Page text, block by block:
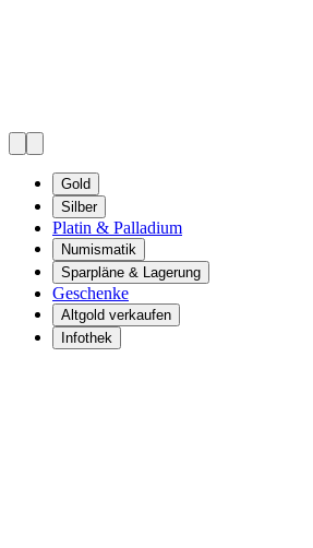
Gold
Silber
Platin & Palladium
Numismatik
Sparpläne & Lagerung
Geschenke
Altgold verkaufen
Infothek